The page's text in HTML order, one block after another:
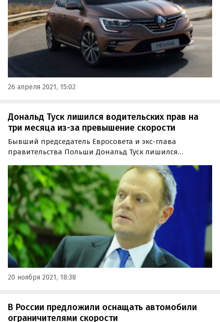
26 апреля 2021, 15:02
Дональд Туск лишился водительских прав на
три месяца из-за превышение скорости
Бывший председатель Евросовета и экс-глава
правительства Польши Дональд Туск лишился
превышения скорости более чем на 50 км/час.
20 ноября 2021, 18:38
В России предложили оснащать автомобили
ограничителями скорости